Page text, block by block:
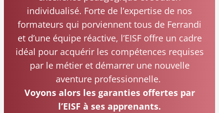
individualisé. Forte de l’expertise de nos
formateurs qui porviennent tous de Ferrandi
et d’une équipe réactive, l’EISF offre un cadre
idéal pour acquérir les compétences requises
par le métier et démarrer une nouvelle
aventure professionnelle.
Voyons alors les garanties offertes par
l’EISF à ses apprenants.